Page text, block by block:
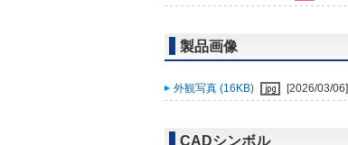
製品画像
外観写真 (16KB) [2026/03/06]
CADシンボル